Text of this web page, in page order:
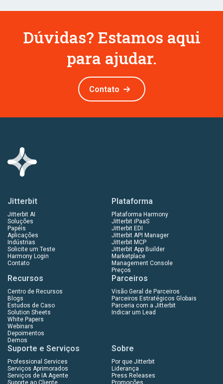
Dúvidas? Estamos aqui
para ajudar.
Contato
Jitterbit
Jitterbit AI
Soluções
Papéis
Aplicações
Indústrias
Solicite um Teste
Harmony Login
Contato
Plataforma
Plataforma Harmony
Jitterbit iPaaS
Jitterbit EDI
Jitterbit API Manager
Jitterbit MCP
Jitterbit App Builder
Marketplace
Management Console
Preços
Recursos
Centro de Recursos
Blogs
Estudos de Caso
Solution Sheets
White Papers
Webinars
Depoimentos
Demos
Parceiros
Visão Geral de Parceiros
Parceiros Estratégicos Globais
Parceria com a Jitterbit
Indicar um Lead
Suporte e Serviços
Professional Services
Serviços Aprimorados
Serviços de IA Agente
Sobre
Por que Jitterbit
Liderança
Press Releases